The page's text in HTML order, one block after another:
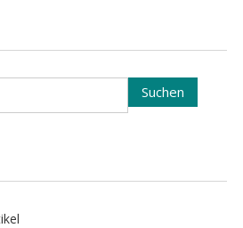
Suchen
nach:
Suchen